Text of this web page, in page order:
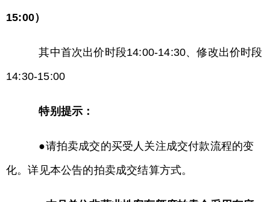
15:00）
其中首次出价时段14:00-14:30、修改出价时段
14:30-15:00
特别提示：
●请拍卖成交的买受人关注成交付款流程的变
化。详见本公告的拍卖成交结算方式。